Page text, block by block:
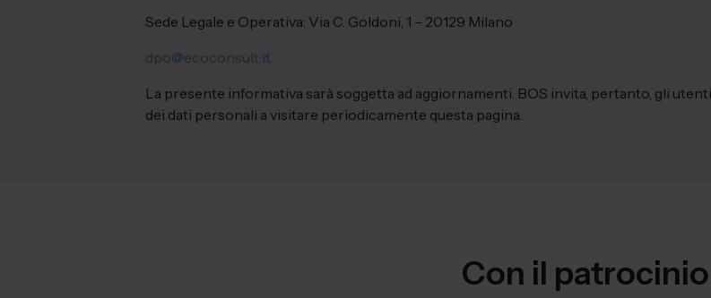
Sede Legale e Operativa: Via C. Goldoni, 1 – 20129 Milano
dpo@ecoconsult.it
La presente informativa sarà soggetta ad aggiornamenti. BOS invita, pertanto, gli
dei dati personali a visitare periodicamente questa pagina.
Con il